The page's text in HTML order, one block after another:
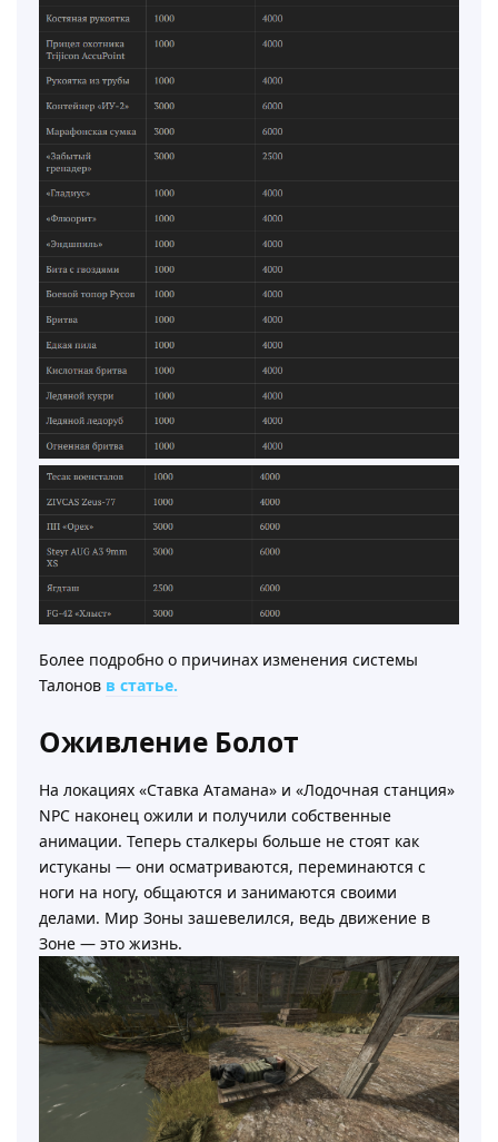
Более подробно о причинах изменения системы
Талонов в статье.
Оживление Болот
На локациях «Ставка Атамана» и «Лодочная станция»
NPC наконец ожили и получили собственные
анимации. Теперь сталкеры больше не стоят как
истуканы — они осматриваются, переминаются с
ноги на ногу, общаются и занимаются своими
делами. Мир Зоны зашевелился, ведь движение в
Зоне — это жизнь.